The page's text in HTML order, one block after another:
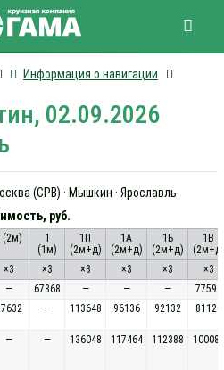
Информация о навигации
02.09.2026
(СРВ) · Мышкин · Ярославль
руб.
(2м)
1
(1м)
1П
(2м+д)
1А
(2м+д)
1Б
(2м+д)
1В
(2м+д)
×3 ×3 ×3 ×3 ×3
×3
— 67868 — — —
77592
— 113648 96136 92132 81120
— — 136048 117464 112388 100088